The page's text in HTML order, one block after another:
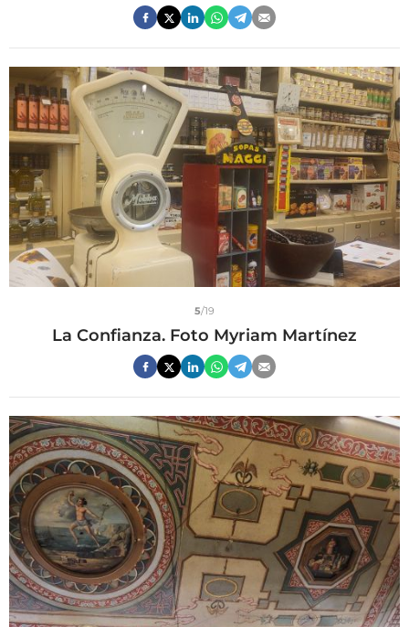
5/19
La Confianza. Foto Myriam Martínez